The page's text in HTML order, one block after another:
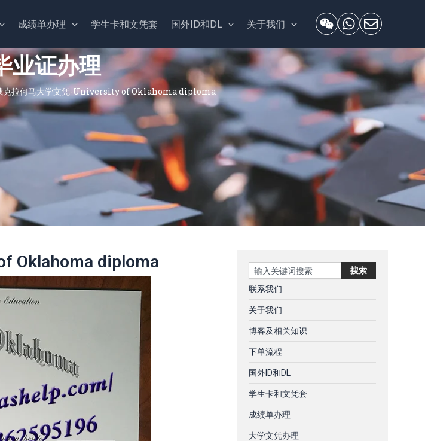
成绩单办理 学生卡和文凭套 国外ID和DL 关于我们
业证办理
克拉何马大学文凭-University of Oklahoma diploma
Oklahoma diploma Search 搜索
联系我们
关于我们
博客及相关知识
下单流程
国外ID和DL
学生卡和文凭套
成绩单办理
大学文凭办理